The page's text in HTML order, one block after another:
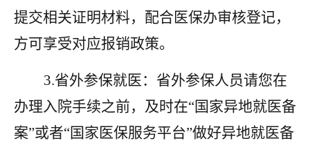
提交相关证明材料，配合医保办审核登记，
方可享受对应报销政策。
3.省外参保就医：省外参保人员请您在
办理入院手续之前，及时在“国家异地就医备
案”或者“国家医保服务平台”做好异地就医备